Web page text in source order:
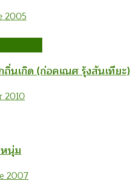
2005
นเกิด (ก่อคเณศ รุ้งสันเทียะ)
2010
หนุ่ม
2007